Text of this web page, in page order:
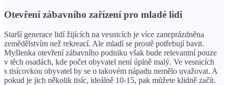
Otevření zábavního zařízení pro mladé lidi
Starší generace lidí žijících na vesnicích je více zaneprázdněna
zemědělstvím než rekreací. Ale mladí se prostě potřebují bavit.
Myšlenka otevření zábavního podniku však bude relevantní pouze
v těch osadách, kde počet obyvatel není úplně malý. Ve vesnicích
s tisícovkou obyvatel by se o takovém nápadu nemělo uvažovat. A
pokud je jich několik tisíc, ideálně 10-15, pak můžete klidně začít.